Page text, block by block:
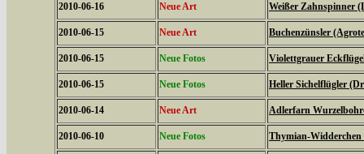
2010-06-16 Neue Art Weißer Zahnspinner
2010-06-15 Neue Art Buchenzünsler
2010-06-15 Neue Fotos Violettgrauer
2010-06-15 Neue Fotos Heller Sichelflügler
2010-06-14 Neue Art Adlerfarn
2010-06-10 Neue Fotos Thymian-